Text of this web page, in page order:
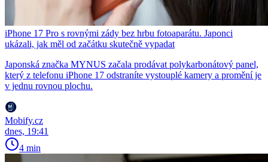
iPhone 17 Pro s rovnými zády bez hrbu fotoaparátu. Japonci
ukázali, jak měl od začátku skutečně vypadat
Japonská značka MYNUS začala prodávat polykarbonátový panel,
který z telefonu iPhone 17 odstraníte vystouplé kamery a promění je
v jednu rovnou plochu.
Mobify.cz
dnes, 19:41
4 min